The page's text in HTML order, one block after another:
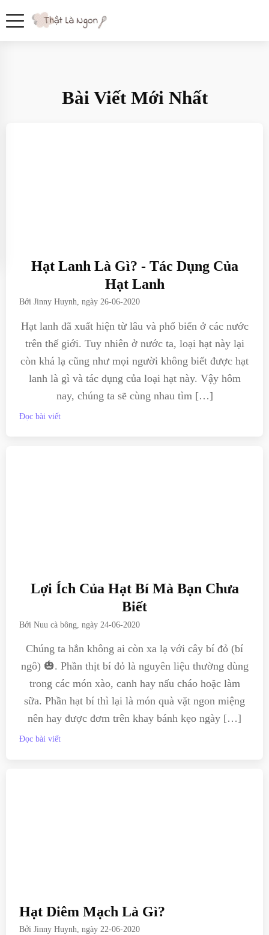
Bài Viết Mới Nhất
Hạt Lanh Là Gì? - Tác Dụng Của
Hạt Lanh
BởiJinny Huynh, ngày26-06-2020
Hạt lanh đã xuất hiện từ lâu và phổ biến ở các nước
trên thế giới. Tuy nhiên ở nước ta, loại hạt này lại
còn khá lạ cũng như mọi người không biết được hạt
lanh là gì và tác dụng của loại hạt này. Vậy hôm
nay, chúng ta sẽ cùng nhau tìm […]
Đọc bài viết
Lợi Ích Của Hạt Bí Mà Bạn Chưa
Biết
BởiNuu cà bông , ngày 24-06-2020
Chúng ta hẳn không ai còn xa lạ với cây bí đỏ (bí
ngô) 🎃. Phần thịt bí đỏ là nguyên liệu thường dùng
trong các món xào, canh hay nấu cháo hoặc làm
sữa. Phần hạt bí thì lại là món quà vặt ngon miệng
nên hay được đơm trên khay bánh kẹo ngày […]
Đọc bài viết
Hạt Diêm Mạch Là Gì?
BởiJinny Huynh, ngày22-06-2020